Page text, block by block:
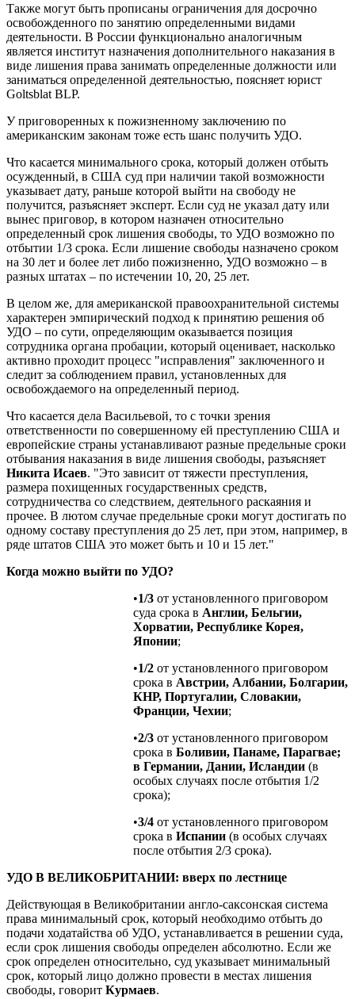
Также могут быть прописаны ограничения для досрочно
освобожденного по занятию определенными видами
деятельности. В России функционально аналогичным
является институт назначения дополнительного наказания в
виде лишения права занимать определенные должности или
заниматься определенной деятельностью, поясняет юрист
Goltsblat BLP.
У приговоренных к пожизненному заключению по
американским законам тоже есть шанс получить УДО.
Что касается минимального срока, который должен отбыть
осужденный, в США суд при наличии такой возможности
указывает дату, раньше которой выйти на свободу не
получится, разъясняет эксперт. Если суд не указал дату или
вынес приговор, в котором назначен относительно
определенный срок лишения свободы, то УДО возможно по
отбытии 1/3 срока. Если лишение свободы назначено сроком
на 30 лет и более лет либо пожизненно, УДО возможно – в
разных штатах – по истечении 10, 20, 25 лет.
В целом же, для американской правоохранительной системы
характерен эмпирический подход к принятию решения об
УДО – по сути, определяющим оказывается позиция
сотрудника органа пробации, который оценивает, насколько
активно проходит процесс "исправления" заключенного и
следит за соблюдением правил, установленных для
освобождаемого на определенный период.
Что касается дела Васильевой, то с точки зрения
ответственности по совершенному ей преступлению США и
европейские страны устанавливают разные предельные сроки
отбывания наказания в виде лишения свободы, разъясняет
Никита Исаев. "Это зависит от тяжести преступления,
размера похищенных государственных средств,
сотрудничества со следствием, деятельного раскаяния и
прочее. В лютом случае предельные сроки могут достигать по
одному составу преступления до 25 лет, при этом, например, в
ряде штатов США это может быть и 10 и 15 лет."
Когда можно выйти по УДО?
•1/3 от установленного приговором
суда срока в Англии, Бельгии,
Хорватии, Республике Корея,
Японии;
•1/2 от установленного приговором
срока в Австрии, Албании, Болгарии,
КНР, Португалии, Словакии,
Франции, Чехии;
•2/3 от установленного приговором
срока в Боливии, Панаме, Парагвае;
в Германии, Дании, Исландии (в
особых случаях после отбытия 1/2
срока);
•3/4 от установленного приговором
срока в Испании (в особых случаях
после отбытия 2/3 срока).
УДО В ВЕЛИКОБРИТАНИИ: вверх по лестнице
Действующая в Великобритании англо-саксонская система
права минимальный срок, который необходимо отбыть до
подачи ходатайства об УДО, устанавливается в решении суда,
если срок лишения свободы определен абсолютно. Если же
срок определен относительно, суд указывает минимальный
срок, который лицо должно провести в местах лишения
свободы, говорит Курмаев.